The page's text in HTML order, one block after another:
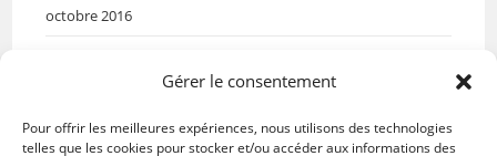
Gérer le consentement
Pour offrir les meilleures expériences, nous utilisons des technologies
telles que les cookies pour stocker et/ou accéder aux informations des
octobre 2016
avril 2016